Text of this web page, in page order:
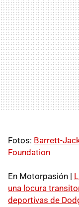
Fotos: Barrett-
Foundation
En Motorpasión |
una locura
deportivas de